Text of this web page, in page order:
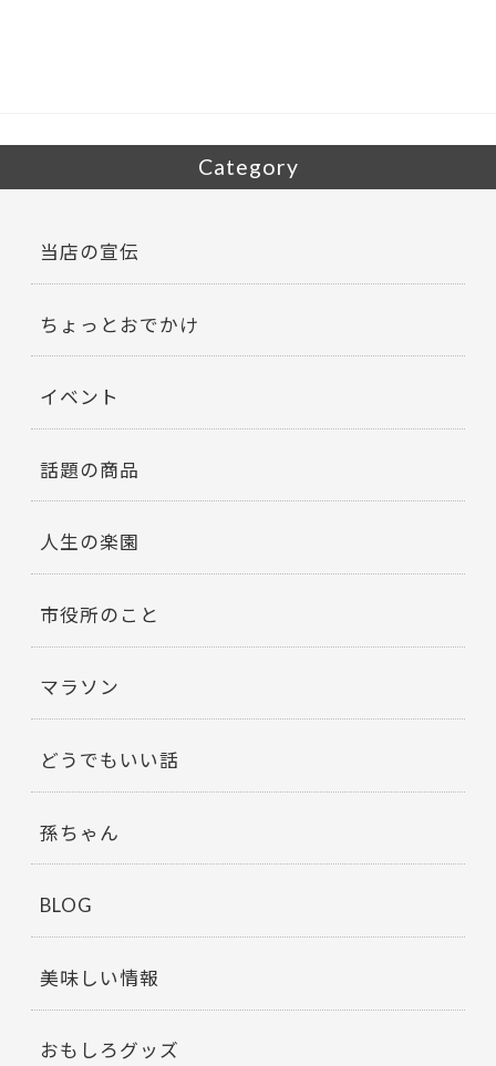
Category
当店の宣伝
ちょっとおでかけ
イベント
話題の商品
人生の楽園
市役所のこと
マラソン
どうでもいい話
孫ちゃん
BLOG
美味しい情報
おもしろグッズ